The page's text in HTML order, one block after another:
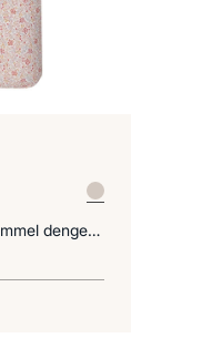
Nefes alabilirlik ve dayanıklılığın mükemmel dengesi.